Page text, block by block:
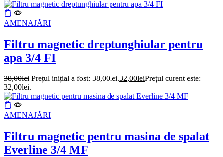
AMENAJĂRI
Filtru magnetic dreptunghiular pentru
apa 3/4 FI
38,00lei Prețul inițial a fost: 38,00lei.32,00leiPrețul curent este:
32,00lei.
AMENAJĂRI
Filtru magnetic pentru masina de spalat
Everline 3/4 MF